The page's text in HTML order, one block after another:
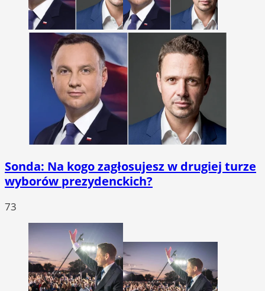
Sonda: Na kogo zagłosujesz w drugiej turze
wyborów prezydenckich?
73